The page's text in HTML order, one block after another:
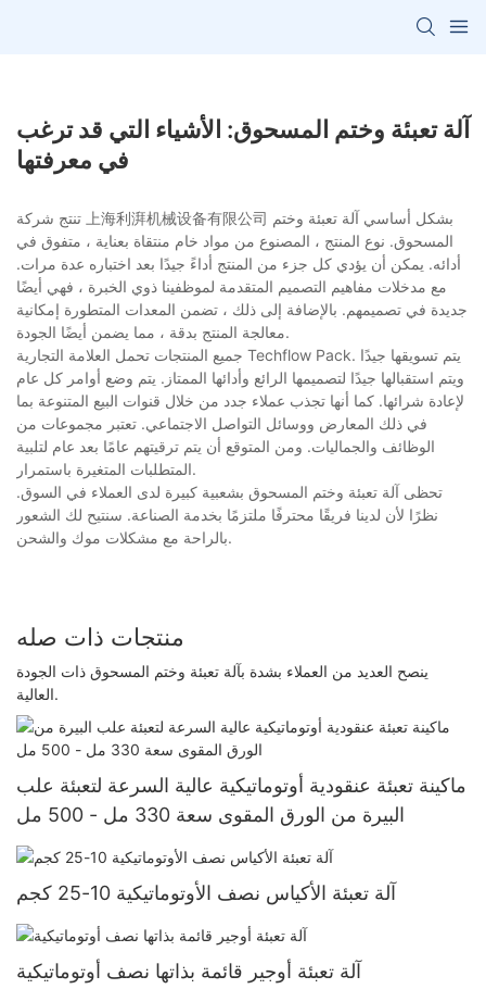
آلة تعبئة وختم المسحوق: الأشياء التي قد ترغب
في معرفتها
تنتج شركة 上海利湃机械设备有限公司 بشكل أساسي آلة تعبئة وختم
المسحوق. نوع المنتج ، المصنوع من مواد خام منتقاة بعناية ، متفوق في
أدائه. يمكن أن يؤدي كل جزء من المنتج أداءً جيدًا بعد اختباره عدة مرات.
مع مدخلات مفاهيم التصميم المتقدمة لموظفينا ذوي الخبرة ، فهي أيضًا
جديدة في تصميمهم. بالإضافة إلى ذلك ، تضمن المعدات المتطورة إمكانية
معالجة المنتج بدقة ، مما يضمن أيضًا الجودة.
جميع المنتجات تحمل العلامة التجارية Techflow Pack. يتم تسويقها جيدًا
ويتم استقبالها جيدًا لتصميمها الرائع وأدائها الممتاز. يتم وضع أوامر كل عام
لإعادة شرائها. كما أنها تجذب عملاء جدد من خلال قنوات البيع المتنوعة بما
في ذلك المعارض ووسائل التواصل الاجتماعي. تعتبر مجموعات من
الوظائف والجماليات. ومن المتوقع أن يتم ترقيتهم عامًا بعد عام لتلبية
المتطلبات المتغيرة باستمرار.
تحظى آلة تعبئة وختم المسحوق بشعبية كبيرة لدى العملاء في السوق.
نظرًا لأن لدينا فريقًا محترفًا ملتزمًا بخدمة الصناعة. سنتيح لك الشعور
بالراحة مع مشكلات موك والشحن.
منتجات ذات صله
ينصح العديد من العملاء بشدة بآلة تعبئة وختم المسحوق ذات الجودة
العالية.
ماكينة تعبئة عنقودية أوتوماتيكية عالية السرعة لتعبئة علب
البيرة من الورق المقوى سعة 330 مل - 500 مل
آلة تعبئة الأكياس نصف الأوتوماتيكية 10-25 كجم
آلة تعبئة أوجير قائمة بذاتها نصف أوتوماتيكية